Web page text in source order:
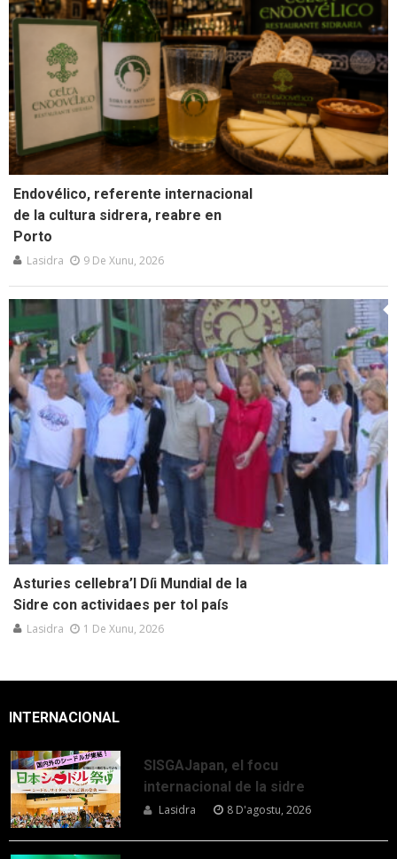
Endovélico, referente internacional
de la cultura sidrera, reabre en
Porto
Lasidra 9 De Xunu, 2026
Asturies cellebra’l Díi Mundial de la
Sidre con actividaes per tol país
Lasidra 1 De Xunu, 2026
INTERNACIONAL
SISGAJapan, el focu
internacional de la sidre
Lasidra 8 D'agostu, 2026